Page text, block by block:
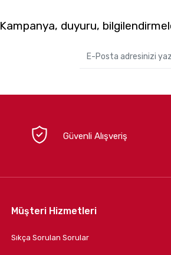
Kampanya, duyuru,
Güvenli Alışveriş
Müşteri Hizmetleri
Sıkça Sorulan Sorular